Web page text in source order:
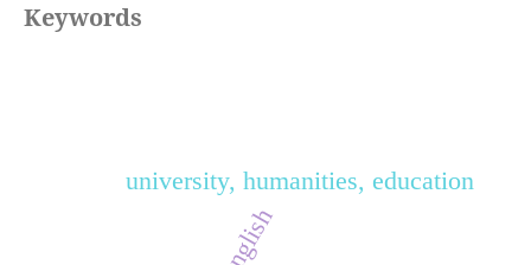
Keywords
english
university, humanities, education